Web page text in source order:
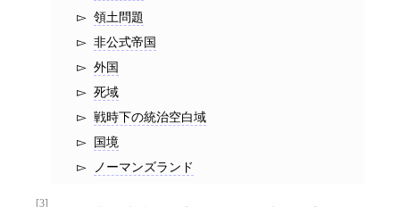
領土問題
非公式帝国
外国
死域
戦時下の統治空白域
国境
ノーマンズランド
[3]